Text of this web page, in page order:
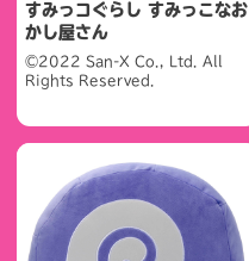
すみっコぐらし すみっこなお
かし屋さん
©2022 San-X Co., Ltd. All
Rights Reserved.